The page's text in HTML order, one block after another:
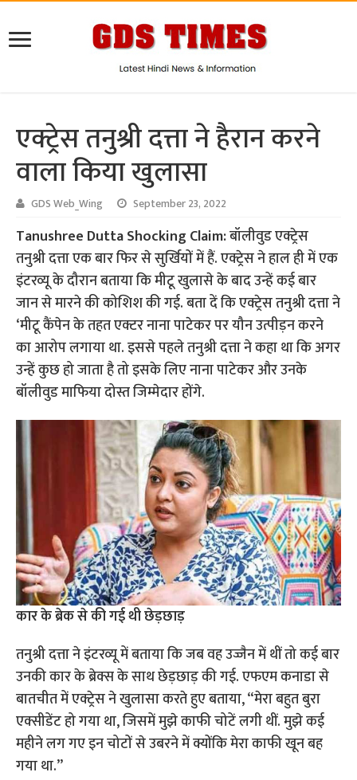
एक्ट्रेस तनुश्री दत्ता ने हैरान करने
वाला किया खुलासा
GDS Web_Wing September 23, 2022
Tanushree Dutta Shocking Claim:बॉलीवुड एक्ट्रेस
तनुश्री दत्ता एक बार फिर से सुर्खियों में हैं. एक्ट्रेस ने हाल ही में एक
इंटरव्यू के दौरान बताया कि मीटू खुलासे के बाद उन्हें कई बार
जान से मारने की कोशिश की गई. बता दें कि एक्ट्रेस तनुश्री दत्ता ने
‘मीटू कैंपेन के तहत एक्टर नाना पाटेकर पर यौन उत्पीड़न करने
का आरोप लगाया था. इससे पहले तनुश्री दत्ता ने कहा था कि अगर
उन्हें कुछ हो जाता है तो इसके लिए नाना पाटेकर और उनके
बॉलीवुड माफिया दोस्त जिम्मेदार होंगे.
कार के ब्रेक से की गई थी छेड़छाड़
तनुश्री दत्ता ने इंटरव्यू में बताया कि जब वह उज्जैन में थीं तो कई बार
उनकी कार के ब्रेक्स के साथ छेड़छाड़ की गई. एफएम कनाडा से
बातचीत में एक्ट्रेस ने खुलासा करते हुए बताया, “मेरा बहुत बुरा
एक्सीडेंट हो गया था, जिसमें मुझे काफी चोटें लगी थीं. मुझे कई
महीने लग गए इन चोटों से उबरने में क्योंकि मेरा काफी खून बह
गया था.”